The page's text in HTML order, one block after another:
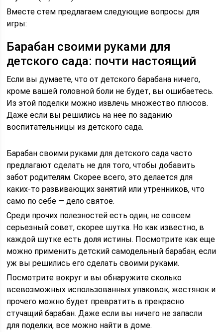
Вместе стем предлагаем следующие вопросы для
игры:
Барабан своими руками для
детского сада: почти настоящий
Если вы думаете, что от детского барабана ничего,
кроме вашей головной боли не будет, вы ошибаетесь.
Из этой поделки можно извлечь множество плюсов.
Даже если вы решились на нее по заданию
воспитательницы из детского сада.
Барабан своими руками для детского сада часто
предлагают сделать не для того, чтобы добавить
забот родителям. Скорее всего, это делается для
каких-то развивающих занятий или утренников, что
само по себе — дело святое.
Среди прочих полезностей есть один, не совсем
серьезный совет, скорее шутка. Но как известно, в
каждой шутке есть доля истины. Посмотрите как еще
можно применить детский самодельный барабан, если
уж вы решились его сделать своими руками.
Посмотрите вокруг и вы обнаружите сколько
всевозможных использованных упаковок, жестянок и
прочего можно будет превратить в прекрасно
стучащий барабан. Даже если вы ничего не запасли
для поделки, все можно найти в доме.